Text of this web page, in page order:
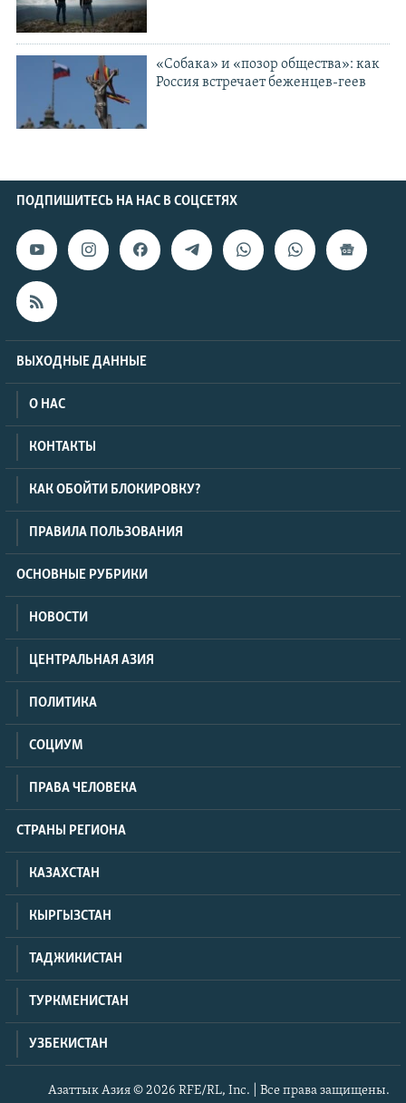
«Cобака» и «позор общества»: как
Россия встречает беженцев-геев
ПОДПИШИТЕСЬ НА НАС В СОЦСЕТЯХ
ВЫХОДНЫЕ ДАННЫЕ
О НАС
КОНТАКТЫ
КАК ОБОЙТИ БЛОКИРОВКУ?
ПРАВИЛА ПОЛЬЗОВАНИЯ
ОСНОВНЫЕ РУБРИКИ
НОВОСТИ
ЦЕНТРАЛЬНАЯ АЗИЯ
ПОЛИТИКА
СОЦИУМ
ПРАВА ЧЕЛОВЕКА
СТРАНЫ РЕГИОНА
КАЗАХСТАН
КЫРГЫЗСТАН
ТАДЖИКИСТАН
ТУРКМЕНИСТАН
УЗБЕКИСТАН
Азаттык Азия © 2026 RFE/RL, Inc. | Все права защищены.